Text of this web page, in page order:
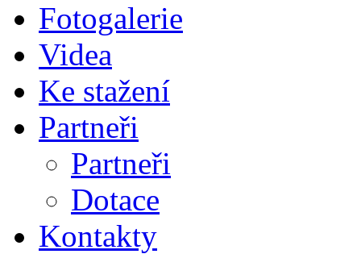
Fotogalerie
Videa
Ke stažení
Partneři
Partneři
Dotace
Kontakty